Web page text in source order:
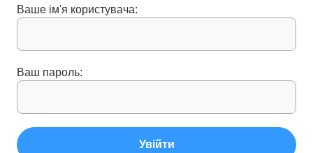
Ваше ім'я користувача:
Ваш пароль:
Увійти